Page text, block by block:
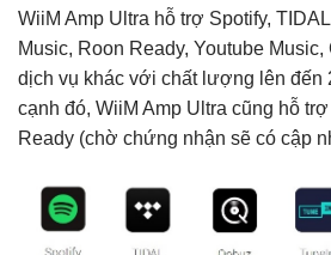
WiiM Amp Ultra hỗ trợ Spotify,
Music, Roon Ready, Youtube
dịch vụ khác với chất lượng lên đến
cạnh đó, WiiM Amp Ultra cũng hỗ
Ready (chờ chứng nhận sẽ có cập